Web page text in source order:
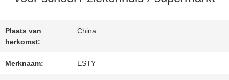
FABRIEKSTOCHT
KWALITEITSCONTROLE
Plaats van
herkomst:
China
Merknaam: ESTY